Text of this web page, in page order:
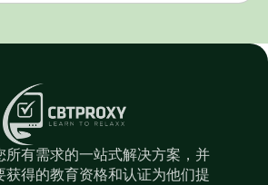
所有需求的一站式解决方案，并
获得的教育资格和认证为他们提